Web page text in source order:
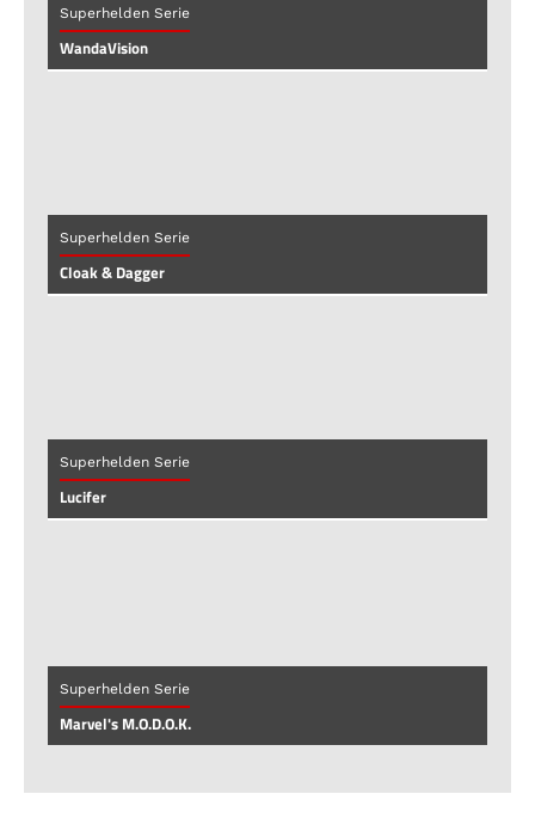
Superhelden Serie
WandaVision
Superhelden Serie
Cloak & Dagger
Superhelden Serie
Lucifer
Superhelden Serie
Marvel's M.O.D.O.K.